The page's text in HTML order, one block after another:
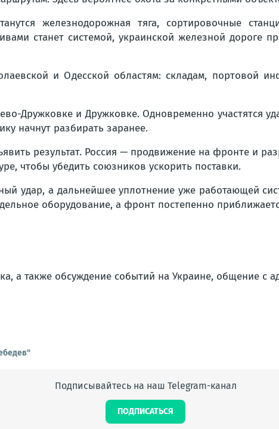
железнодорожная тяга, сортировочные
станет системой, украинской железной дороге
и Одесской областям: складам, портовой
Дружковке и Дружковке. Одновременно участятся
начнут разбирать заранее.
результат. Россия — продвижение на фронте и
чтобы убедить союзников ускорить поставки.
удар, а дальнейшее уплотнение уже работающей
оборудование, а фронт постепенно
а также обсуждение событий на Украине, общение с
Подписывайтесь на наш Telegram-канал
ПОДПИСАТЬСЯ